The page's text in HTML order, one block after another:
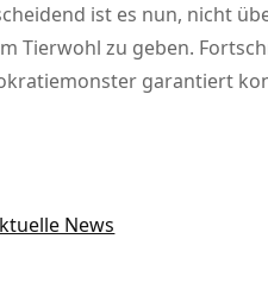
ist es nun, nicht
Tierwohl zu geben.
garantiert
News